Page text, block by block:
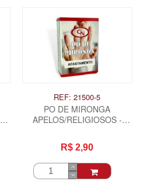
REF: 21500-5
PO DE MIRONGA
APELOS/RELIGIOSOS -
R$ 2,90